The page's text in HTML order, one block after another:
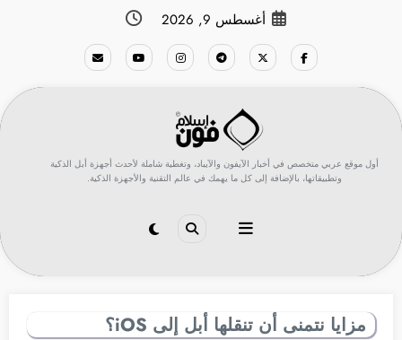
أغسطس 9, 2026
أول موقع عربي متخصص في أخبار الآيفون والآيباد، وتغطية شاملة لأحدث أجهزة أبل الذكية
وتطبيقاتها، بالإضافة إلى كل ما يهمك في عالم التقنية والأجهزة الذكية.
مزايا نتمنى أن تنقلها أبل إلى iOS؟